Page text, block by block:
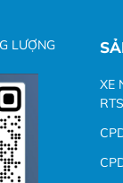
XE